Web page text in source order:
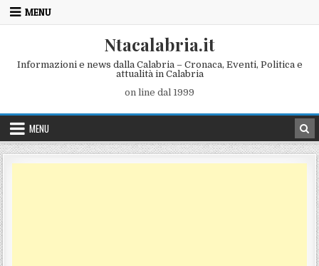
Skip to content
MENU
Ntacalabria.it
Informazioni e news dalla Calabria – Cronaca, Eventi, Politica e
attualità in Calabria
on line dal 1999
MENU